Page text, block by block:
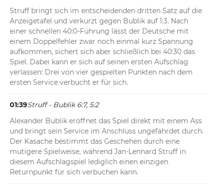
Struff bringt sich im entscheidenden dritten Satz auf die
Anzeigetafel und verkürzt gegen Bublik auf 1:3. Nach
einer schnellen 40:0-Führung lässt der Deutsche mit
einem Doppelfehler zwar noch einmal kurz Spannung
aufkommen, sichert sich aber schließlich bei 40:30 das
Spiel. Dabei kann er sich auf seinen ersten Aufschlag
verlassen: Drei von vier gespielten Punkten nach dem
ersten Service verbucht er für sich.
01:39Struff - Bublik 6:7, 5:2
Alexander Bublik eröffnet das Spiel direkt mit einem Ass
und bringt sein Service im Anschluss ungefährdet durch.
Der Kasache bestimmt das Geschehen durch eine
mutigere Spielweise, während Jan-Lennard Struff in
diesem Aufschlagspiel lediglich einen einzigen
Returnpunkt für sich verbuchen kann.